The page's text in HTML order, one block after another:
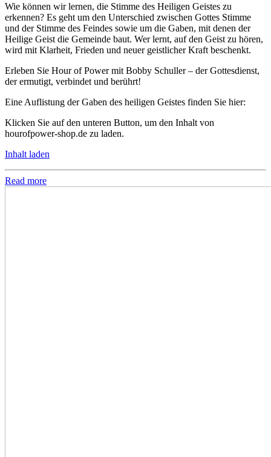
Wie können wir lernen, die Stimme des Heiligen Geistes zu
erkennen? Es geht um den Unterschied zwischen Gottes Stimme
und der Stimme des Feindes sowie um die Gaben, mit denen der
Heilige Geist die Gemeinde baut. Wer lernt, auf den Geist zu hören,
wird mit Klarheit, Frieden und neuer geistlicher Kraft beschenkt.
Erleben Sie Hour of Power mit Bobby Schuller – der Gottesdienst,
der ermutigt, verbindet und berührt!
Eine Auflistung der Gaben des heiligen Geistes finden Sie hier:
Klicken Sie auf den unteren Button, um den Inhalt von
hourofpower-shop.de zu laden.
Inhalt laden
Read more